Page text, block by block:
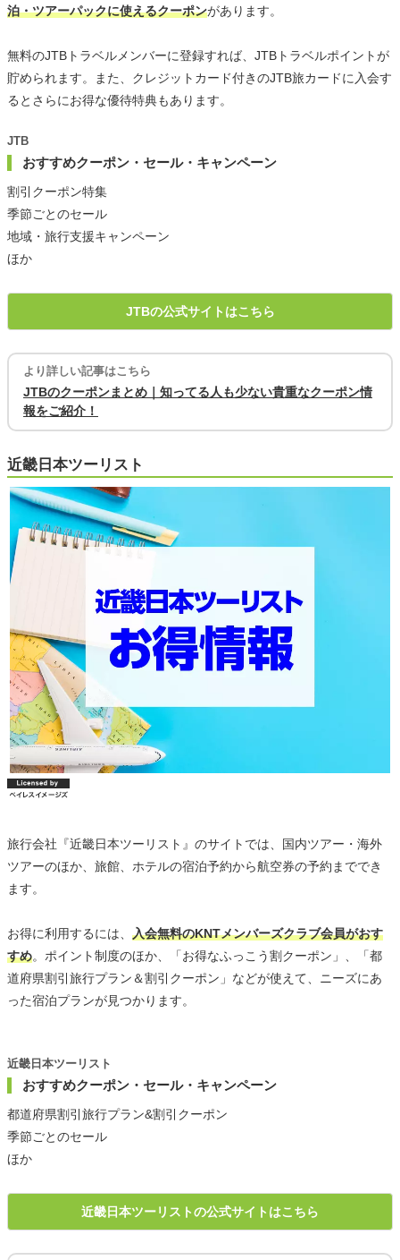
泊・ツアーパックに使えるクーポンがあります。
無料のJTBトラベルメンバーに登録すれば、JTBトラベルポイントが
貯められます。また、クレジットカード付きのJTB旅カードに入会す
るとさらにお得な優待特典もあります。
おすすめクーポン・セール・キャンペーン
JTB
割引クーポン特集
季節ごとのセール
地域・旅行支援キャンペーン
ほか
JTBの公式サイトはこちら
より詳しい記事はこちら
JTBのクーポンまとめ｜知ってる人も少ない貴重なクーポン情
報をご紹介！
近畿日本ツーリスト
旅行会社『近畿日本ツーリスト』のサイトでは、国内ツアー・海外
ツアーのほか、旅館、ホテルの宿泊予約から航空券の予約まででき
ます。
お得に利用するには、 入会無料のKNTメンバーズクラブ会員がおす
すめ。ポイント制度のほか、「お得なふっこう割クーポン」、「都
道府県割引旅行プラン＆割引クーポン」などが使えて、ニーズにあ
った宿泊プランが見つかります。
おすすめクーポン・セール・キャンペーン
近畿日本ツーリスト
都道府県割引旅行プラン&割引クーポン
季節ごとのセール
ほか
近畿日本ツーリストの公式サイトはこちら